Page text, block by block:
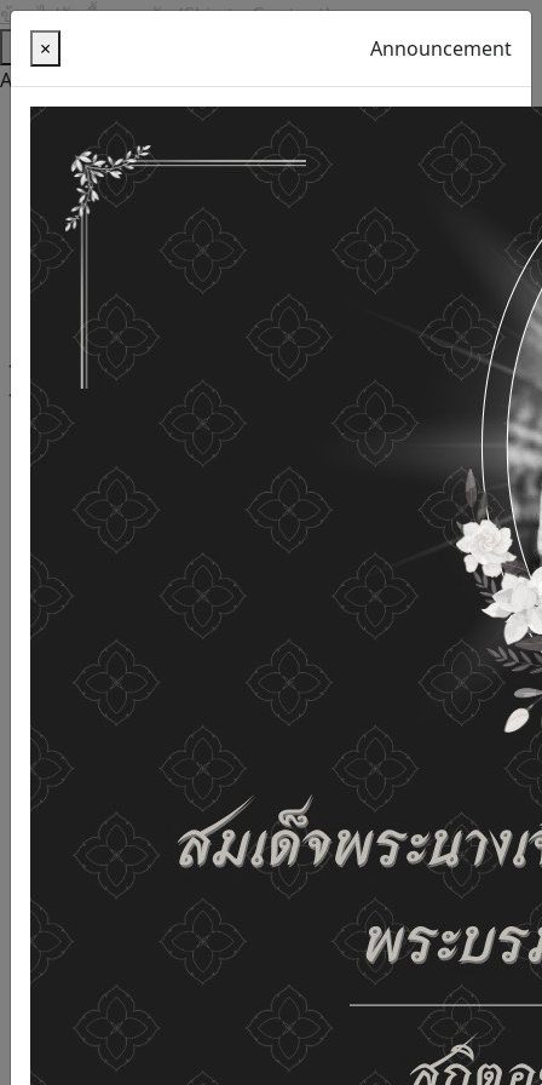
ข้ามไปยังเนื้อหาหลัก (Skip to Content)
Help
Accessibility Tools
Thai language
English
Increase the font size
Reduce font size
Normal font size
High Definition
Negative sharpness
Normal Definition
Open and read with voice
Turn off voice reading
Site map
This website uses cookies (Cookies)
The Department of Older Persons Affairs
values ​​your
personal information for the purpose of developing
and improving the website. If you use this website
without changing any settings it means that you agree
to receive cookies on the website and our privacy
policy.
See details Accept all
02-659-6811 saraban@dop.mail.go.th
Change display settings
CCC
× Announcement